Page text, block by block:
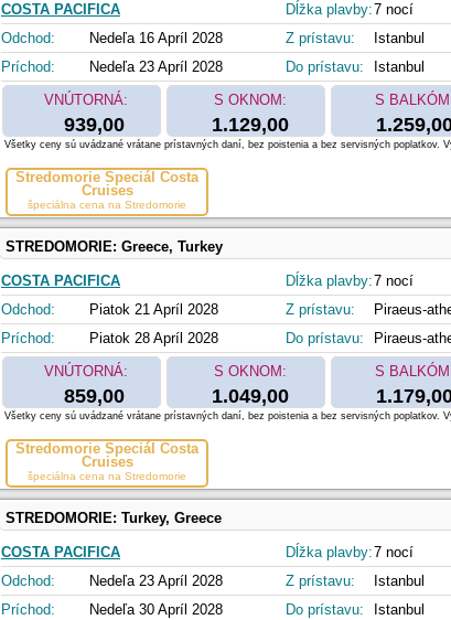
COSTA PACIFICA
Odchod:
Nedeľa 16 Apríl 2028
Príchod:
Nedeľa 23 Apríl 2028
Dĺžka plavby:7 nocí
Z prístavu:
Istanbul
Do prístavu:
Istanbul
VNÚTORNÁ:
939,00
S OKNOM:
1.129,00
S
Stredomorie Špeciál Costa
Cruises
špeciálna cena na Stredomorie
Všetky ceny sú uvádzané vrátane prístavných daní, bez poistenia a bez servisných poplatkov.
STREDOMORIE: Greece, Turkey
COSTA PACIFICA
Odchod:
Piatok 21 Apríl 2028
Príchod:
Piatok 28 Apríl 2028
Dĺžka plavby:7 nocí
Z prístavu:
Piraeus-
Do prístavu:
Piraeus-
VNÚTORNÁ:
859,00
S OKNOM:
1.049,00
S
Stredomorie Špeciál Costa
Cruises
špeciálna cena na Stredomorie
Všetky ceny sú uvádzané vrátane prístavných daní, bez poistenia a bez servisných poplatkov.
STREDOMORIE: Turkey, Greece
COSTA PACIFICA
Odchod:
Nedeľa 23 Apríl 2028
Príchod:
Nedeľa 30 Apríl 2028
Dĺžka plavby:7 nocí
Z prístavu:
Istanbul
Do prístavu:
Istanbul